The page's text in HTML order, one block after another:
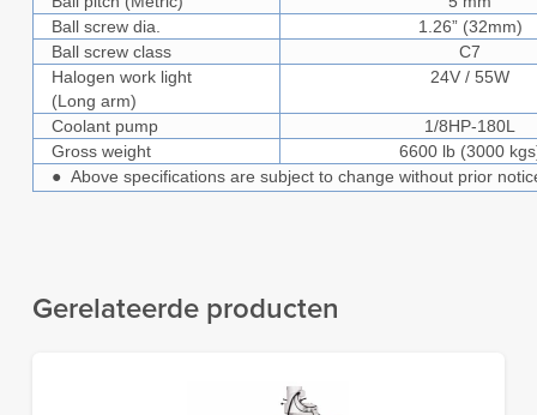
Ball screw dia.
1.26” (32mm)
Ball screw class
C7
Halogen work light
(Long arm)
24V / 55W
Coolant pump
1/8HP-180L
Gross weight
6600 lb (3000
● Above specifications are subject to change without prior
Gerelateerde producten